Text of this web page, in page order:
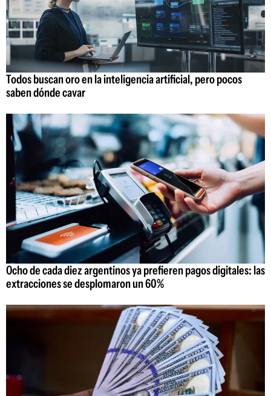
Todos buscan oro en la inteligencia artificial, pero pocos
saben dónde cavar
Ocho de cada diez argentinos ya prefieren pagos digitales: las
extracciones se desplomaron un 60%